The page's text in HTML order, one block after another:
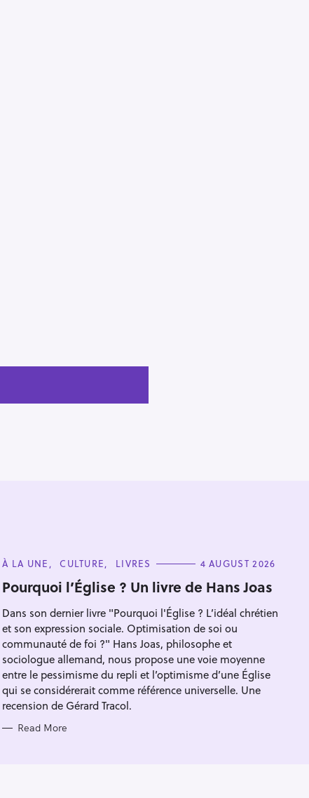
C
T
E
O
R
I
E
S
À LA UNE CULTURE LIVRES 4 AUGUST 2026
Pourquoi l’Église ? Un livre de Hans Joas
Dans son dernier livre "Pourquoi l'Église ? L’idéal chrétien
et son expression sociale. Optimisation de soi ou
communauté de foi ?" Hans Joas, philosophe et
sociologue allemand, nous propose une voie moyenne
entre le pessimisme du repli et l’optimisme d’une Église
qui se considérerait comme référence universelle. Une
recension de Gérard Tracol.
Read More